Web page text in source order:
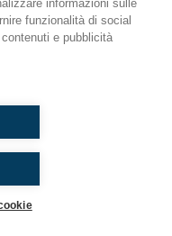
informazioni sulle
funzionalità di social
e pubblicità